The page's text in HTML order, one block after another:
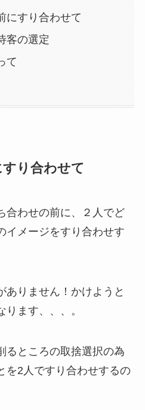
にすり合わせて
客の選定
て
すり合わせて
合わせの前に、２人でど
イメージをすり合わせす
ありません！かけようと
ます、、、。
るところの取捨選択の為
を2人ですり合わせするの